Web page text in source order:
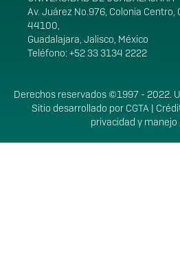
Av. Juárez No.976, Colonia Centro,
44100,
Guadalajara, Jalisco, México
Teléfono: +52 33 3134 2222
Derechos
Derechos reservados ©1997 - 2022.
Sitio desarrollado por CGTA|
privacidad y